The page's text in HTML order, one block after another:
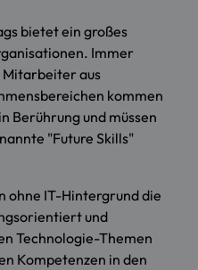
bietet ein großes
Immer
aus
kommen
Berührung und müssen
"Future Skills"
ohne IT-Hintergrund die
und
Technologie-Themen
Kompetenzen in den